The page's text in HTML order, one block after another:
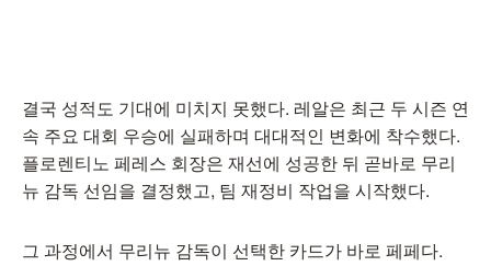
결국 성적도 기대에 미치지 못했다. 레알은 최근 두 시즌 연
속 주요 대회 우승에 실패하며 대대적인 변화에 착수했다.
플로렌티노 페레스 회장은 재선에 성공한 뒤 곧바로 무리
뉴 감독 선임을 결정했고, 팀 재정비 작업을 시작했다.
그 과정에서 무리뉴 감독이 선택한 카드가 바로 페페다.